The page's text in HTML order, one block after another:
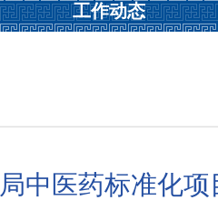
工作动态
中医药标准化